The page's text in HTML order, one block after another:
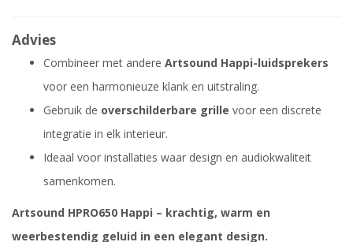
Advies
Combineer met andere Artsound Happi-luidsprekers
voor een harmonieuze klank en uitstraling.
Gebruik de overschilderbare grille voor een discrete
integratie in elk interieur.
Ideaal voor installaties waar design en audiokwaliteit
samenkomen.
Artsound HPRO650 Happi – krachtig, warm en
weerbestendig geluid in een elegant design.